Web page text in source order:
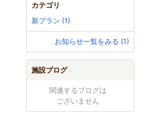
カテゴリ
新プラン (1)
お知らせ一覧をみる (1)
施設ブログ
関連するブログは
ございません